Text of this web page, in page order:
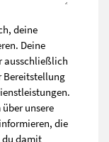
deine
Deine
ausschließlich
Bereitstellung
unsere
die
du damit